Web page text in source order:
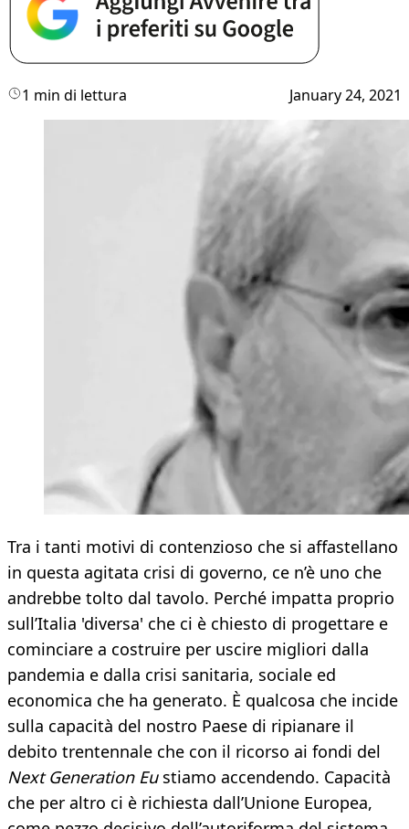
1 min di lettura January 24, 2021
Tra i tanti motivi di contenzioso che si affastellano
in questa agitata crisi di governo, ce n’è uno che
andrebbe tolto dal tavolo. Perché impatta proprio
sull’Italia 'diversa' che ci è chiesto di progettare e
cominciare a costruire per uscire migliori dalla
pandemia e dalla crisi sanitaria, sociale ed
economica che ha generato. È qualcosa che incide
sulla capacità del nostro Paese di ripianare il
debito trentennale che con il ricorso ai fondi del
Next Generation Eustiamo accendendo. Capacità
che per altro ci è richiesta dall’Unione Europea,